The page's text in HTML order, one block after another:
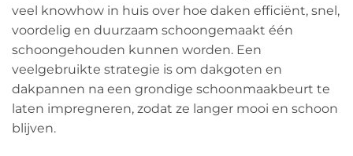
veel knowhow in huis over hoe daken efficiënt, snel,
voordelig en duurzaam schoongemaakt één
schoongehouden kunnen worden. Een
veelgebruikte strategie is om dakgoten en
dakpannen na een grondige schoonmaakbeurt te
laten impregneren, zodat ze langer mooi en schoon
blijven.